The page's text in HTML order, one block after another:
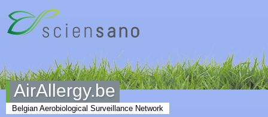
AirAllergy.be
Belgian Aerobiological Surveillance Network